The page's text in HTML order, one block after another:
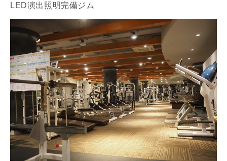
LED演出照明完備ジム